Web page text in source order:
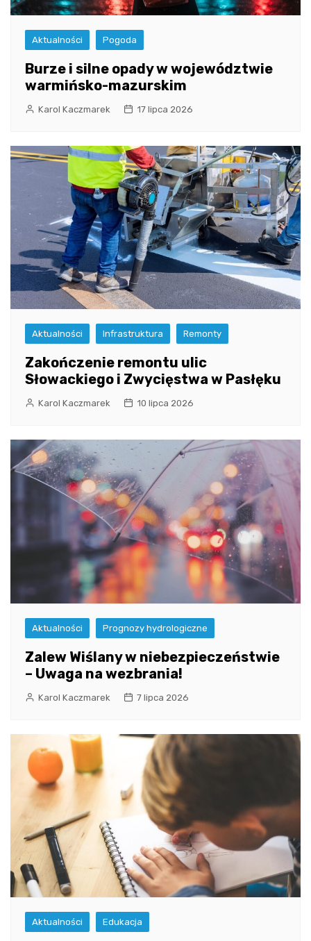
Aktualności Pogoda
Burze i silne opady w województwie
warmińsko-mazurskim
Karol Kaczmarek 17 lipca 2026
Aktualności Infrastruktura Remonty
Zakończenie remontu ulic
Słowackiego i Zwycięstwa w Pasłęku
Karol Kaczmarek 10 lipca 2026
Aktualności Prognozy hydrologiczne
Zalew Wiślany w niebezpieczeństwie
– Uwaga na wezbrania!
Karol Kaczmarek 7 lipca 2026
Aktualności Edukacja